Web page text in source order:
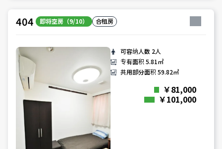
404 即将空房（9/10） 合租房
可容纳人数 2人
专有面积5.81㎡
共用部分面积59.82㎡
￥81,000
￥101,000